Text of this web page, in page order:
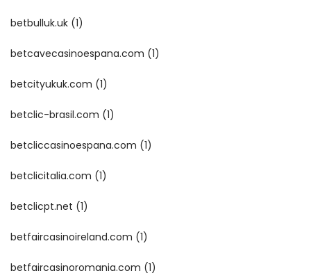
betbulluk.uk (1)
betcavecasinoespana.com (1)
betcityukuk.com (1)
betclic-brasil.com (1)
betcliccasinoespana.com (1)
betclicitalia.com (1)
betclicpt.net (1)
betfaircasinoireland.com (1)
betfaircasinoromania.com (1)